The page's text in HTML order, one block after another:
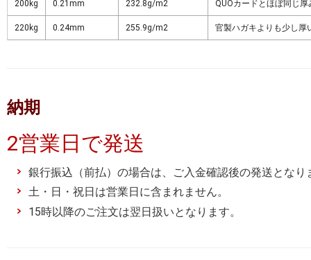
200kg 0.21mm 232.8g/m2 QUOカードとほぼ同じ厚
220kg 0.24mm 255.9g/m2 官製ハガキよりも少し厚
納期
2営業日で発送
銀行振込（前払）の場合は、ご入金確認後の発送となり
土・日・祝日は営業日に含まれません。
15時以降のご注文は翌日扱いとなります。